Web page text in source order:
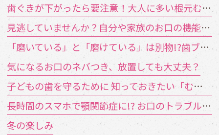
歯ぐきが下がったら要注意！大人に多い根元むし歯
見逃していませんか？自分や家族のお口の機能低下のサイン
「磨いている」と「磨けている」は別物!?歯ブラシが届かない汚れの対策
気になるお口のネバつき、放置しても大丈夫？
子どもの歯を守るために 知っておきたい「むし歯の4要素」
長時間のスマホで顎関節症に!? お口のトラブルを招く「TCH（歯列接触癖）」とは
冬の楽しみ